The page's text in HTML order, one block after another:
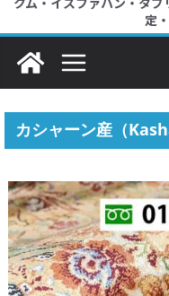
ッ
定
カシャーン産（